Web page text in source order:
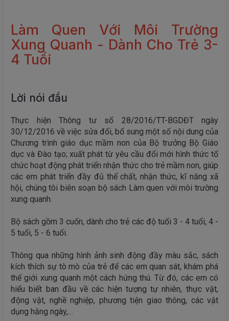
Làm Quen Với Môi Trường
Xung Quanh - Dành Cho Trẻ 3-
4 Tuổi
Lời nói đầu
Thực hiện Thông tư số 28/2016/TT-BGDĐT ngày
30/12/2016 về việc sửa đổi, bổ sung một số nội dung của
Chương trình giáo dục mầm non của Bộ trưởng Bộ Giáo
dục và Đào tạo; xuất phát từ yêu cầu đổi mới hình thức tổ
chức hoạt động phát triển nhận thức cho trẻ mầm non, giúp
các em phát triển đầy đủ thể chất, nhận thức, kĩ năng xã
hội, chúng tôi biên soạn bộ sách Làm quen với môi trường
xung quanh.
Bộ sách gồm 3 cuốn, dành cho trẻ các độ tuổi 3 - 4 tuổi, 4 -
5 tuổi, 5 - 6 tuổi.
Thông qua những hình ảnh sinh động đầy màu sắc, sách
kích thích sự tò mò của trẻ để các em quan sát, khám phá
thế giới xung quanh một cách hứng thú. Từ đó, các em có
hiểu biết ban đầu về các hiện tượng tự nhiên, thực vật,
động vật, nghề nghiệp, phương tiện giao thông, các vật
dụng hằng ngày,…